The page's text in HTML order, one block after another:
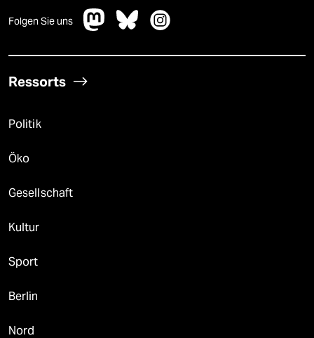
Folgen Sie uns
Ressorts
Politik
Öko
Gesellschaft
Kultur
Sport
Berlin
Nord